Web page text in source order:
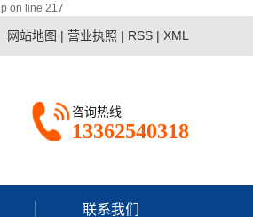
on line 217
网站地图 | 营业执照 | RSS | XML
咨询热线
13362540318
联系我们